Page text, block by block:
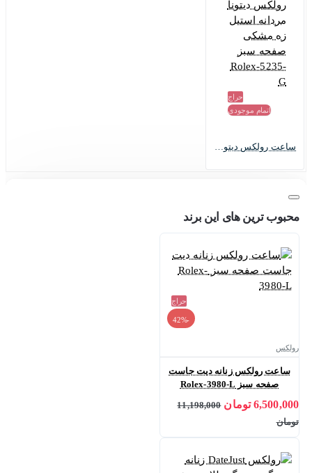
حراج
اتمام موجودی
ساعت رولکس دیتونا مردانه استیل زه مشکی صفحه سبز Rolex-5235-G
محبوب ترین های این برند
حراج
-42%
رولکس
ساعت رولکس زنانه دیت جاست
صفحه سبز Rolex-3980-L
6,500,000 تومان
11,198,000
تومان